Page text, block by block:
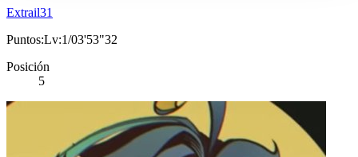
Extrail31
Puntos:Lv:1/03'53"32
Posición
5